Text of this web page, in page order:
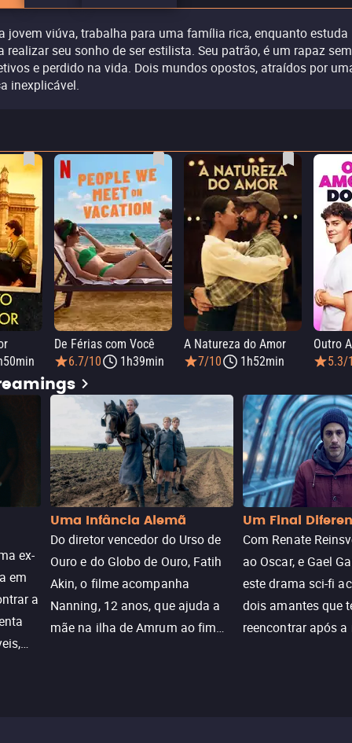
jovem viúva, trabalha para uma família rica, enquanto estuda
realizar seu sonho de ser estilista. Seu patrão, é um rapaz sem
e perdido na vida. Dois mundos opostos, atraídos por
inexplicável.
De Férias com Você
6.7/10
1h39min
A Natureza do Amor
7/10
1h52min
5.3/
ex-
em
a
Uma Infância Alemã
Do diretor vencedor do Urso de
Ouro e do Globo de Ouro, Fatih
Akin, o filme acompanha
Nanning, 12 anos, que ajuda a
mãe na ilha de Amrum ao fim
Um Final
Com Renate
ao Oscar, e Gael
este drama sci-fi
dois amantes que
reencontrar após